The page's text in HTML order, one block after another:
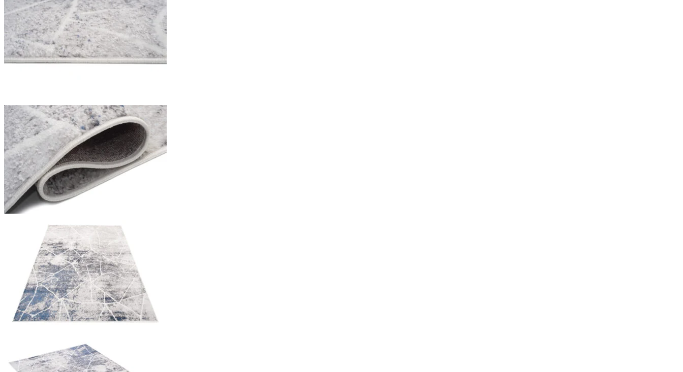
We gebruiken cookies om inhoud en advertenties te personaliseren, om sociale mediafuncties te bieden en om ons verkeer te analyseren.
Informatie over hoe u onze site gebruikt, delen we met onze partners op het gebied van sociale media, reclame en analyse. Partners kunnen
deze informatie combineren met andere gegevens die u aan hen hebt verstrekt of die zij hebben verzameld tijdens uw gebruik van hun
diensten.
Noodzakelijke cookies zijn essentieel voor de basisfuncties van de website en de site zal niet naar behoren functioneren zonder deze. Deze
cookies slaan geen persoonlijk identificeerbare informatie op.
Voorkeuren
Cookies voor voorkeuren stellen een website in staat om informatie te onthouden die de manier waarop de website zich gedraagt of eruitziet
interessant zijn voor de individuele gebruiker en daardoor waardevoller zijn voor uitgevers en externe adverteerders.
Niet-geclassificeerd
Niet-geclassificeerde cookies zijn cookies die in het proces van classificatie zijn, samen met de aanbieders van de individuele cookies.